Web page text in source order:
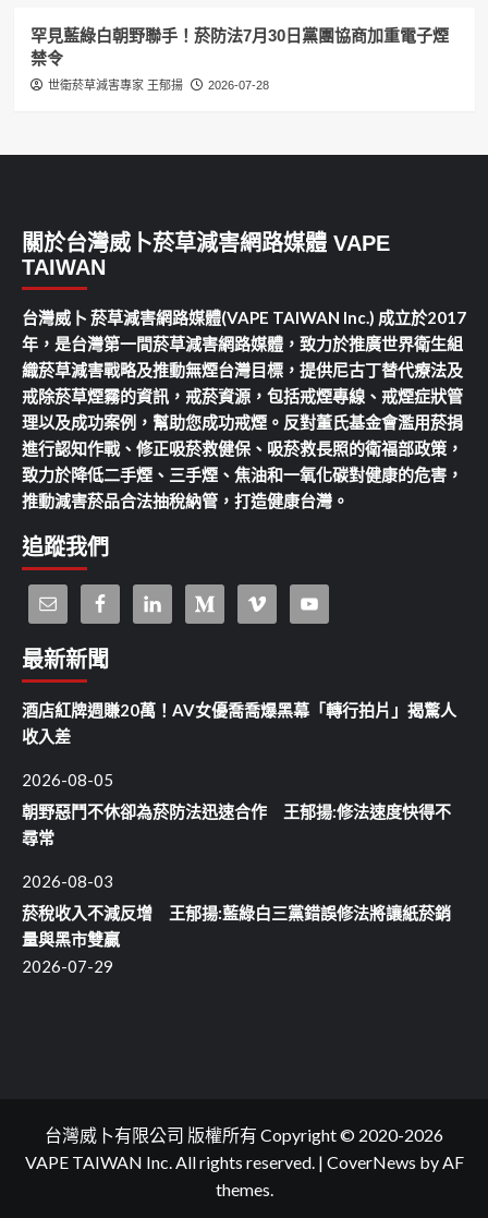
罕見藍綠白朝野聯手！菸防法7月30日黨團協商加重電子煙
禁令
世衛菸草減害專家 王郁揚 2026-07-28
關於台灣威卜菸草減害網路媒體 VAPE
TAIWAN
台灣威卜 菸草減害網路媒體(VAPE TAIWAN Inc.) 成立於2017
年，是台灣第一間菸草減害網路媒體，致力於推廣世界衛生組
織菸草減害戰略及推動無煙台灣目標，提供尼古丁替代療法及
戒除菸草煙霧的資訊，戒菸資源，包括戒煙專線、戒煙症狀管
理以及成功案例，幫助您成功戒煙。反對董氏基金會濫用菸捐
進行認知作戰、修正吸菸救健保、吸菸救長照的衛福部政策，
致力於降低二手煙、三手煙、焦油和一氧化碳對健康的危害，
推動減害菸品合法抽稅納管，打造健康台灣。
追蹤我們
最新新聞
酒店紅牌週賺20萬！AV女優喬喬爆黑幕「轉行拍片」揭驚人
收入差
2026-08-05
朝野惡鬥不休卻為菸防法迅速合作 王郁揚:修法速度快得不
尋常
2026-08-03
菸稅收入不減反增 王郁揚:藍綠白三黨錯誤修法將讓紙菸銷
量與黑市雙贏
2026-07-29
台灣威卜有限公司 版權所有 Copyright © 2020-2026
VAPE TAIWAN Inc. All rights reserved. | CoverNews by AF
themes.